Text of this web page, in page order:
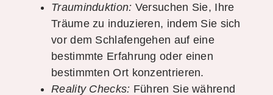
Trauminduktion: Versuchen Sie, Ihre
Träume zu induzieren, indem Sie sich
vor dem Schlafengehen auf eine
bestimmte Erfahrung oder einen
bestimmten Ort konzentrieren.
Reality Checks: Führen Sie während